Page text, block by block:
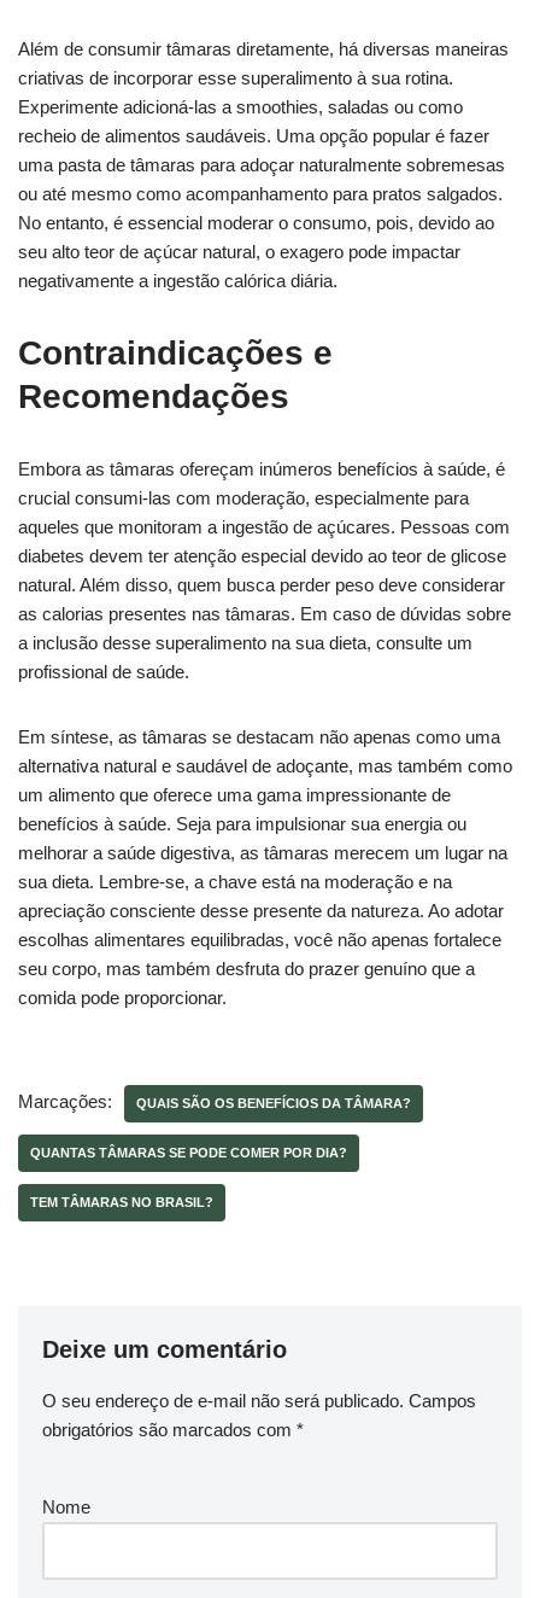
Além de consumir tâmaras diretamente, há diversas maneiras
criativas de incorporar esse superalimento à sua rotina.
Experimente adicioná-las a smoothies, saladas ou como
recheio de alimentos saudáveis. Uma opção popular é fazer
uma pasta de tâmaras para adoçar naturalmente sobremesas
ou até mesmo como acompanhamento para pratos salgados.
No entanto, é essencial moderar o consumo, pois, devido ao
seu alto teor de açúcar natural, o exagero pode impactar
negativamente a ingestão calórica diária.
Contraindicações e
Recomendações
Embora as tâmaras ofereçam inúmeros benefícios à saúde, é
crucial consumi-las com moderação, especialmente para
aqueles que monitoram a ingestão de açúcares. Pessoas com
diabetes devem ter atenção especial devido ao teor de glicose
natural. Além disso, quem busca perder peso deve considerar
as calorias presentes nas tâmaras. Em caso de dúvidas sobre
a inclusão desse superalimento na sua dieta, consulte um
profissional de saúde.
Em síntese, as tâmaras se destacam não apenas como uma
alternativa natural e saudável de adoçante, mas também como
um alimento que oferece uma gama impressionante de
benefícios à saúde. Seja para impulsionar sua energia ou
melhorar a saúde digestiva, as tâmaras merecem um lugar na
sua dieta. Lembre-se, a chave está na moderação e na
apreciação consciente desse presente da natureza. Ao adotar
escolhas alimentares equilibradas, você não apenas fortalece
seu corpo, mas também desfruta do prazer genuíno que a
comida pode proporcionar.
Marcações: QUAIS SÃO OS BENEFÍCIOS DA TÂMARA?
QUANTAS TÂMARAS SE PODE COMER POR DIA?
TEM TÂMARAS NO BRASIL?
Deixe um comentário
O seu endereço de e-mail não será publicado. Campos
obrigatórios são marcados com *
Nome